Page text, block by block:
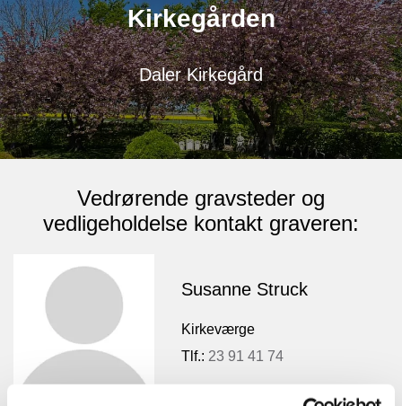
Kirkegården
Daler Kirkegård
Vedrørende gravsteder og
vedligeholdelse kontakt graveren:
Susanne Struck
Kirkeværge
Tlf.: 23 91 41 74